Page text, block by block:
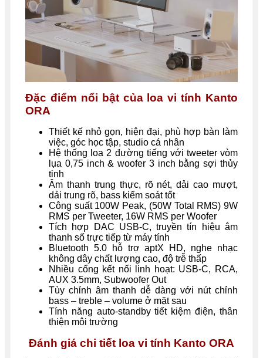
Đặc điểm nổi bật của loa vi tính Kanto
ORA
Thiết kế nhỏ gọn, hiện đại, phù hợp bàn làm
việc, góc học tập, studio cá nhân
Hệ thống loa 2 đường tiếng với tweeter vòm
lụa 0,75 inch & woofer 3 inch bằng sợi thủy
tinh
Âm thanh trung thực, rõ nét, dải cao mượt,
dải trung rõ, bass kiểm soát tốt
Công suất 100W Peak, (50W Total RMS) 9W
RMS per Tweeter, 16W RMS per Woofer
Tích hợp DAC USB-C, truyền tín hiệu âm
thanh số trực tiếp từ máy tính
Bluetooth 5.0 hỗ trợ aptX HD, nghe nhạc
không dây chất lượng cao, độ trễ thấp
Nhiều cổng kết nối linh hoạt: USB-C, RCA,
AUX 3.5mm, Subwoofer Out
Tùy chỉnh âm thanh dễ dàng với nút chỉnh
bass – treble – volume ở mặt sau
Tính năng auto-standby tiết kiệm điện, thân
thiện môi trường
Đánh giá chi tiết loa vi tính Kanto ORA